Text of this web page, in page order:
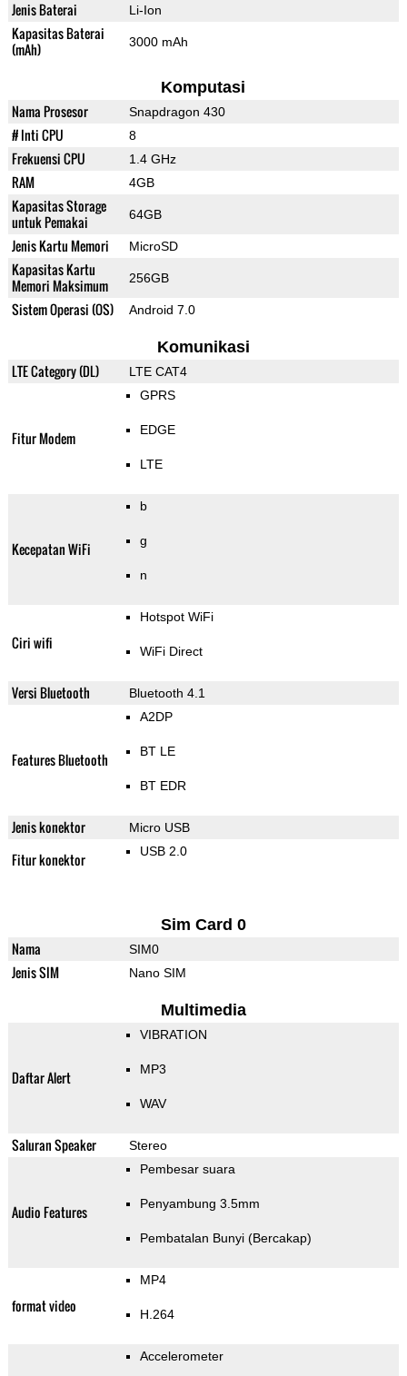
Jenis Baterai Li-Ion
Kapasitas Baterai
(mAh)
3000 mAh
Komputasi
Nama Prosesor Snapdragon 430
# Inti CPU 8
Frekuensi CPU 1.4 GHz
RAM 4GB
Kapasitas Storage
untuk Pemakai
64GB
Jenis Kartu Memori MicroSD
Kapasitas Kartu
Memori Maksimum
256GB
Sistem Operasi (OS) Android 7.0
Komunikasi
LTE Category (DL) LTE CAT4
Fitur Modem
GPRS
EDGE
LTE
Kecepatan WiFi
b
g
n
Ciri wifi
Hotspot WiFi
WiFi Direct
Versi Bluetooth Bluetooth 4.1
Features Bluetooth
A2DP
BT LE
BT EDR
Jenis konektor Micro USB
Fitur konektor USB 2.0
Sim Card 0
Nama SIM0
Jenis SIM Nano SIM
Multimedia
Daftar Alert
VIBRATION
MP3
WAV
Saluran Speaker Stereo
Audio Features
Pembesar suara
Penyambung 3.5mm
Pembatalan Bunyi (Bercakap)
format video
MP4
H.264
Accelerometer